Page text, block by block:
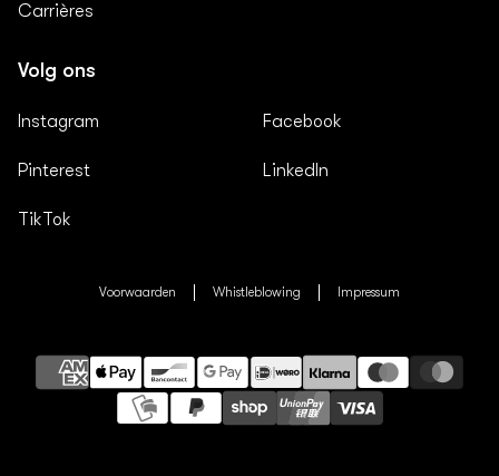
Carrières
Volg ons
Instagram
Pinterest
TikTok
Facebook
LinkedIn
Voorwaarden Whistleblowing Impressum
Betaalmethoden